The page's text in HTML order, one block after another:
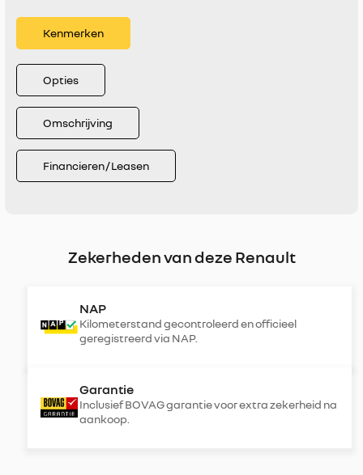
Kenmerken
Opties
Omschrijving
Financieren / Leasen
Zekerheden van deze Renault
NAP
Kilometerstand gecontroleerd en officieel
geregistreerd via NAP.
Garantie
Inclusief BOVAG garantie voor extra zekerheid na
aankoop.